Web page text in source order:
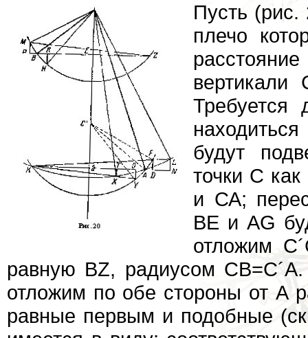
Пусть
плечо
Требуется
будут
точки С
и СА;
BE и AG
отложим
равную BZ, радиусом
отложим по обе стороны от А
равные первым и подобные